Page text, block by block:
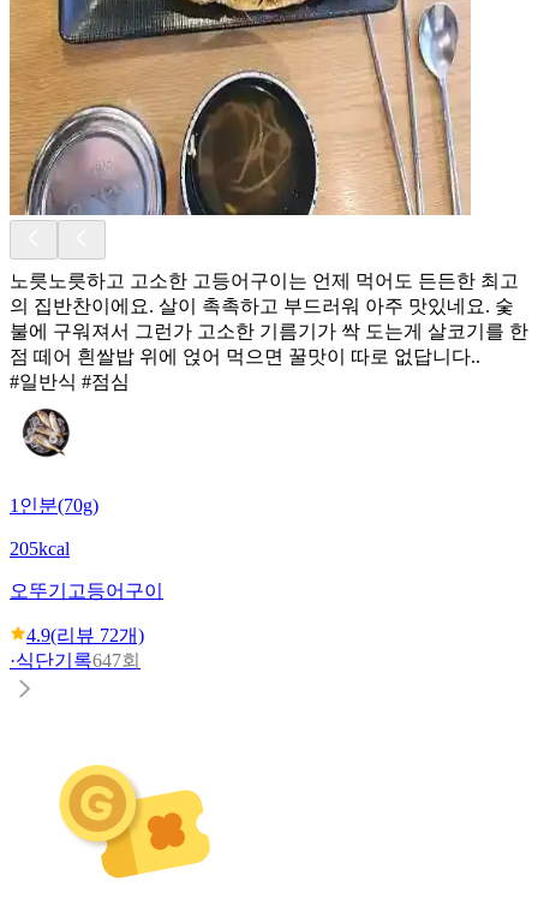
노릇노릇하고 고소한 고등어구이는 언제 먹어도 든든한 최고
의 집반찬이에요. 살이 촉촉하고 부드러워 아주 맛있네요. 숯
불에 구워져서 그런가 고소한 기름기가 싹 도는게 살코기를 한
점 떼어 흰쌀밥 위에 얹어 먹으면 꿀맛이 따로 없답니다..
#일반식 #점심
1인분(70g)
205kcal
오뚜기 고등어구이
4.9(리뷰 72개)
·식단기록647회